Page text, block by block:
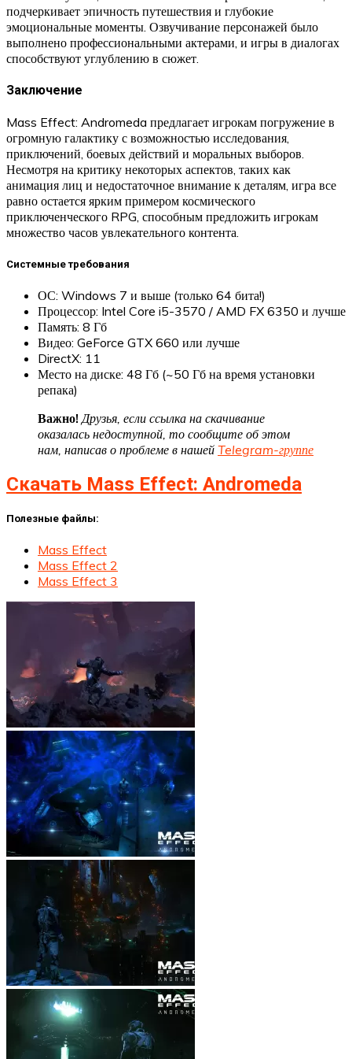
подчеркивает эпичность путешествия и глубокие
эмоциональные моменты. Озвучивание персонажей было
выполнено профессиональными актерами, и игры в диалогах
способствуют углублению в сюжет.
Заключение
Mass Effect: Andromeda предлагает игрокам погружение в
огромную галактику с возможностью исследования,
приключений, боевых действий и моральных выборов.
Несмотря на критику некоторых аспектов, таких как
анимация лиц и недостаточное внимание к деталям, игра все
равно остается ярким примером космического
приключенческого RPG, способным предложить игрокам
множество часов увлекательного контента.
Системные требования
ОС: Windows 7 и выше (только 64 бита!)
Процессор: Intel Core i5-3570 / AMD FX 6350 и лучше
Память: 8 Гб
Видео: GeForce GTX 660 или лучше
DirectX: 11
Место на диске: 48 Гб (~50 Гб на время установки
репака)
Важно! Друзья, если ссылка на скачивание
оказалась недоступной, то сообщите об этом
нам, написав о проблеме в нашей Telegram-группе
Скачать Mass Effect: Andromeda
Полезные файлы:
Mass Effect
Mass Effect 2
Mass Effect 3